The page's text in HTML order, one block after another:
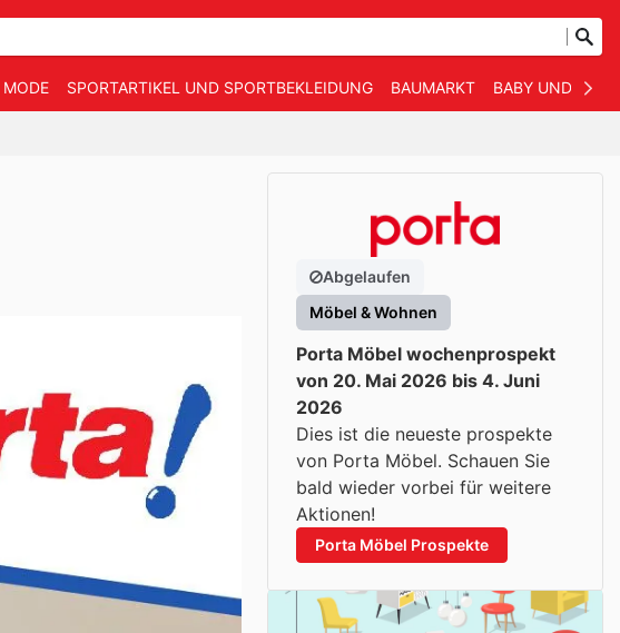
MODE SPORTARTIKEL UND SPORTBEKLEIDUNG BAUMARKT BABY UND KIND
Abgelaufen
Möbel & Wohnen
Porta Möbel wochenprospekt
von 20. Mai 2026 bis 4. Juni
2026
Dies ist die neueste prospekte
von Porta Möbel. Schauen Sie
bald wieder vorbei für weitere
Aktionen!
Porta Möbel Prospekte